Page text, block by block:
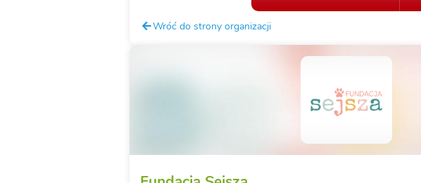
Wróć do strony organizacji